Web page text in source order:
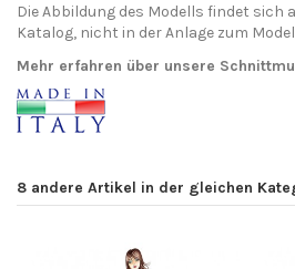
Die Abbildung des Modells findet sich
Katalog, nicht in der Anlage zum
Mehr erfahren über unsere
8 andere Artikel in der gleichen